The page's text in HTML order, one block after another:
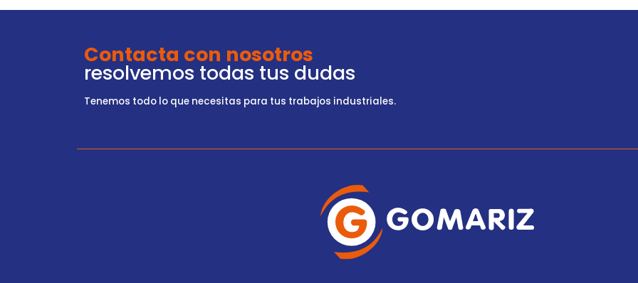
Contacta con nosotros
resolvemos todas tus dudas
Tenemos todo lo que necesitas para tus trabajos industriales.